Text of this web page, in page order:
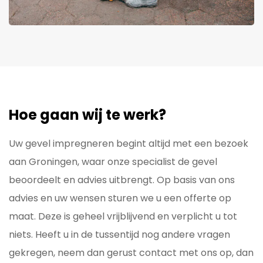
Hoe gaan wij te werk?
Uw gevel impregneren begint altijd met een bezoek
aan Groningen, waar onze specialist de gevel
beoordeelt en advies uitbrengt. Op basis van ons
advies en uw wensen sturen we u een offerte op
maat. Deze is geheel vrijblijvend en verplicht u tot
niets. Heeft u in de tussentijd nog andere vragen
gekregen, neem dan gerust contact met ons op, dan